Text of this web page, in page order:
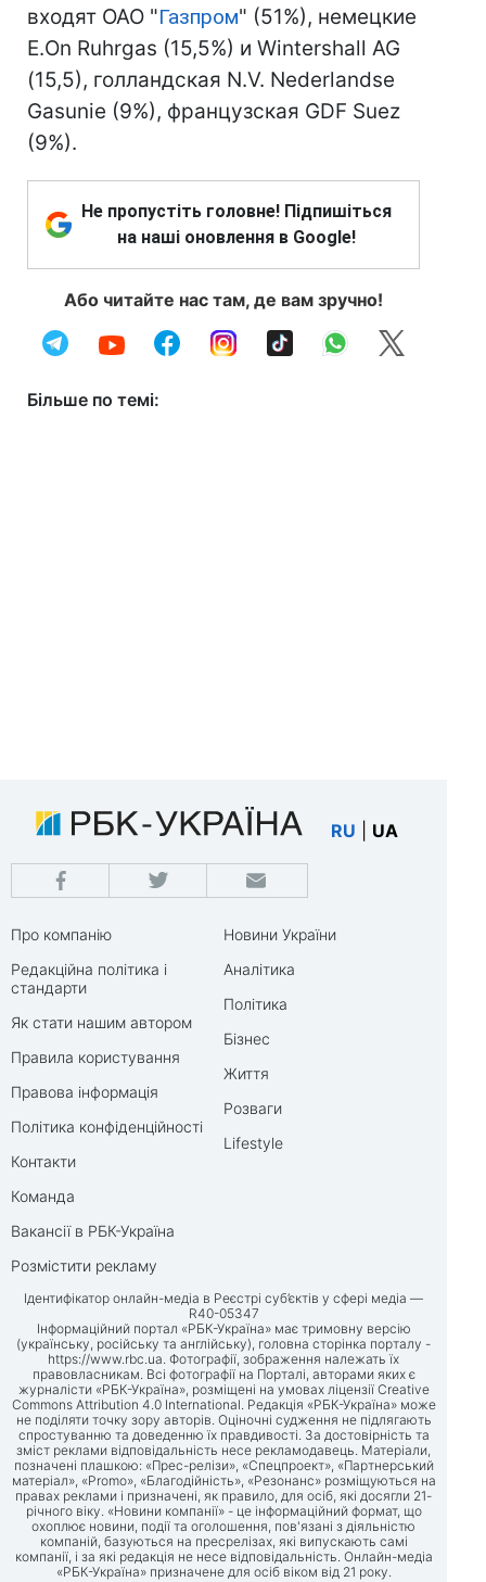
входят ОАО "Газпром" (51%), немецкие
E.On Ruhrgas (15,5%) и Wintershall AG
(15,5), голландская N.V. Nederlandse
Gasunie (9%), французская GDF Suez
(9%).
Не пропустіть головне! Підпишіться
на наші оновлення в Google!
Або читайте нас там, де вам зручно!
Більше по темі:
RU UA
Про компанію
Редакційна політика і
стандарти
Як стати нашим автором
Правила користування
Правова інформація
Політика конфіденційності
Контакти
Команда
Вакансії в РБК-Україна
Розмістити рекламу
Новини України
Аналітика
Політика
Бізнес
Життя
Розваги
Lifestyle
Ідентифікатор онлайн-медіа в Реєстрі суб’єктів у сфері медіа —
R40-05347
Інформаційний портал «РБК-Україна» має тримовну версію
(українську, російську та англійську), головна сторінка порталу -
https://www.rbc.ua. Фотографії, зображення належать їх
правовласникам. Всі фотографії на Порталі, авторами яких є
журналісти «РБК-Україна», розміщені на умовах ліцензії Creative
Commons Attribution 4.0 International. Редакція «РБК-Україна» може
не поділяти точку зору авторів. Оціночні судження не підлягають
спростуванню та доведенню їх правдивості. За достовірність та
зміст реклами відповідальність несе рекламодавець. Матеріали,
позначені плашкою: «Прес-релізи», «Спецпроект», «Партнерський
матеріал», «Promo», «Благодійність», «Резонанс» розміщуються на
правах реклами і призначені, як правило, для осіб, які досягли 21-
річного віку. «Новини компанії» - це інформаційний формат, що
охоплює новини, події та оголошення, пов'язані з діяльністю
компаній, базуються на пресрелізах, які випускають самі
компанії, і за які редакція не несе відповідальність. Онлайн-медіа
«РБК-Україна» призначене для осіб віком від 21 року.